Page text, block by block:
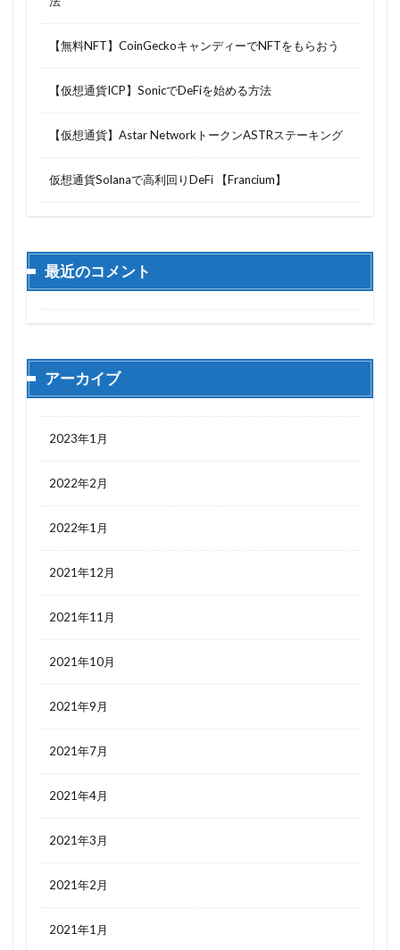
【無料NFT】CoinGeckoキャンディーでNFTをもらおう
【仮想通貨ICP】SonicでDeFiを始める方法
【仮想通貨】Astar NetworkトークンASTRステーキング
仮想通貨Solanaで高利回りDeFi 【Francium】
最近のコメント
アーカイブ
2023年1月
2022年2月
2022年1月
2021年12月
2021年11月
2021年10月
2021年9月
2021年7月
2021年4月
2021年3月
2021年2月
2021年1月